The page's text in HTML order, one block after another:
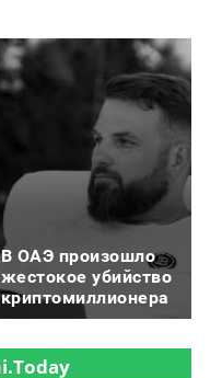
В ОАЭ произошло
жестокое убийство
криптомиллионера